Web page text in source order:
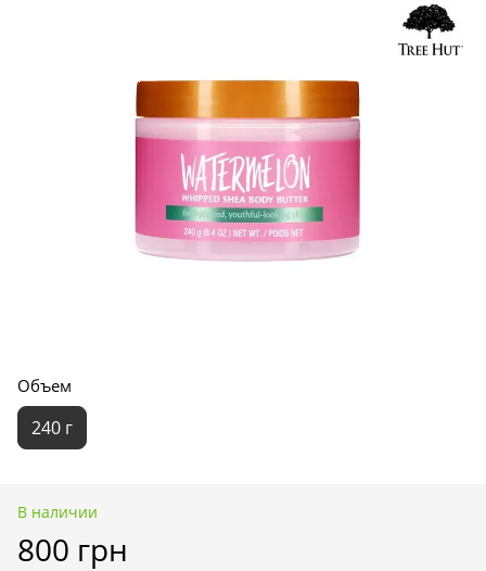
Объем
240 г
В наличии
800 грн